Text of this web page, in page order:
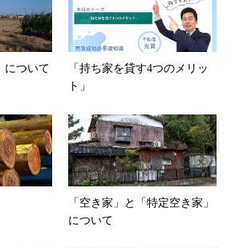
について
「持ち家を貸す4つのメリッ
ト」
「空き家」と「特定空き家」
について